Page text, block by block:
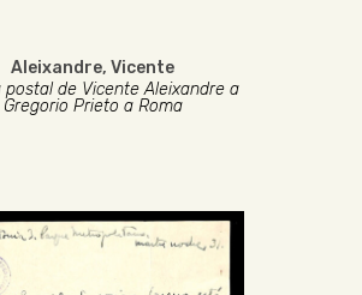
Aleixandre, Vicente
postal de Vicente Aleixandre a
Gregorio Prieto a Roma